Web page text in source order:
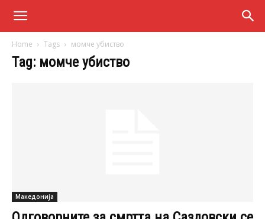
Home Tags момче убиство
Tag: момче убиство
Македонија